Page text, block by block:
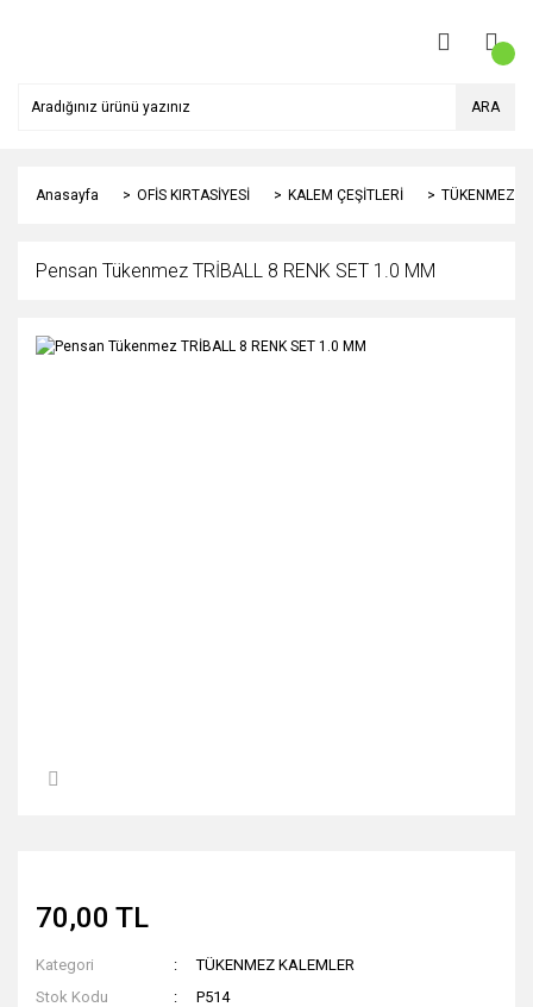
ARA
Anasayfa OFİS KIRTASİYESİ KALEM ÇEŞİTLERİ TÜKENMEZ
Pensan Tükenmez TRİBALL 8 RENK SET 1.0 MM
70,00 TL
Kategori
TÜKENMEZ KALEMLER
Stok Kodu
P514